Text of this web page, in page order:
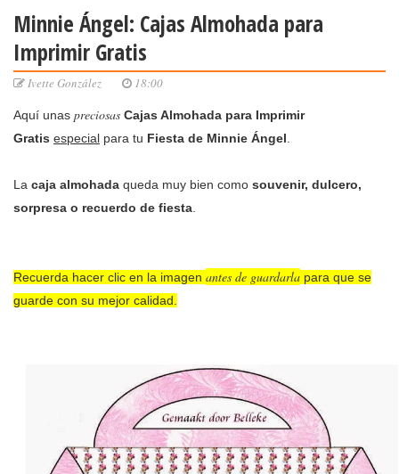
Minnie Ángel: Cajas Almohada para
Imprimir Gratis
Ivette González 18:00
Aquí unas preciosas Cajas Almohada para Imprimir
Gratis especial para tu Fiesta de Minnie Ángel
La caja almohada queda muy bien como souvenir, dulcero,
sorpresa o recuerdo de fiesta
Recuerda hacer clic en la imagen antes de guardarla para que se
guarde con su mejor calidad.